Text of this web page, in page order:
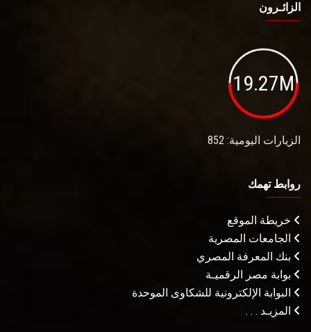
الزائـرون
19.27M
الزيارات اليومية: 852
روابط تهمك
خريطة الموقع
الجامعات المصرية
بنك المعرفة المصري
بوابة مصر الرقميـة
البوابة الإلكترونية للشكاوى الموحدة
المزيـد . . .